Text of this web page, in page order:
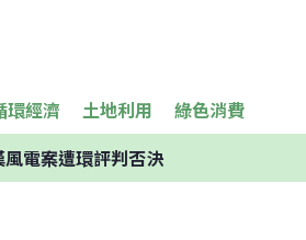
環經濟 土地利用 綠色消費
電案遭環評判否決